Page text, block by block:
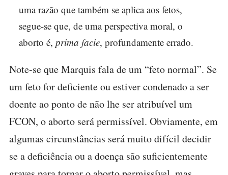
uma razão que também se aplica aos fetos,
segue-se que, de uma perspectiva moral, o
aborto é, prima facie, profundamente errado.
Note-se que Marquis fala de um “feto normal”. Se
um feto for deficiente ou estiver condenado a ser
doente ao ponto de não lhe ser atribuível um
FCON, o aborto será permissível. Obviamente, em
algumas circunstâncias será muito difícil decidir
se a deficiência ou a doença são suficientemente